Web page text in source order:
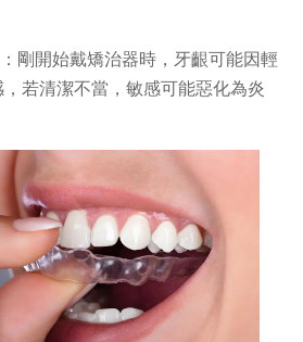
剛開始戴矯治器時，牙齦可能因輕
若清潔不當，敏感可能惡化為炎